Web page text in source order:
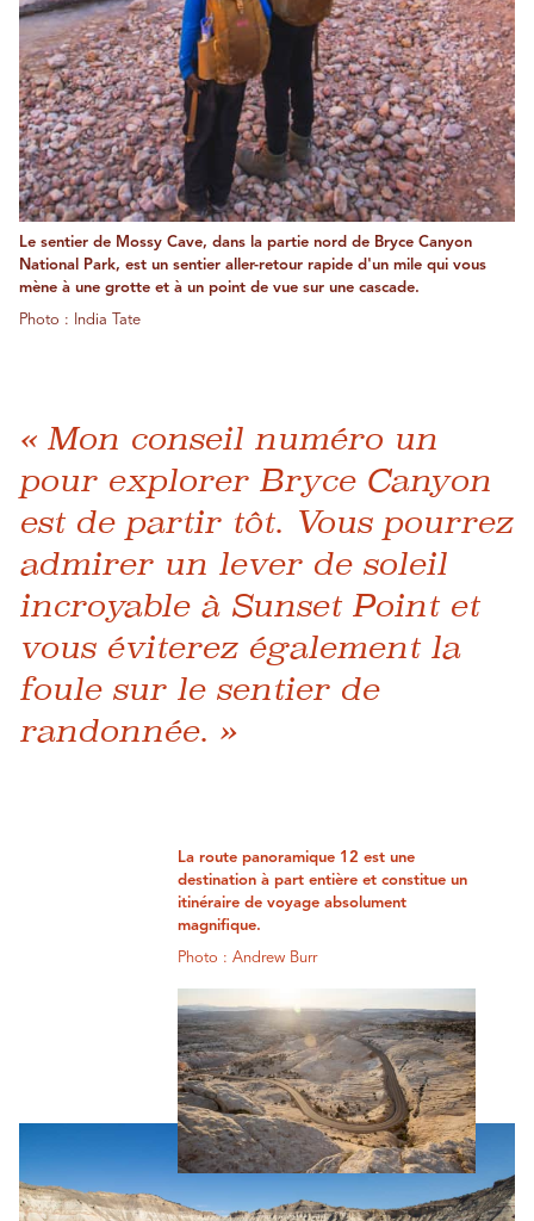
Le sentier de Mossy Cave, dans la partie nord de Bryce Canyon
National Park, est un sentier aller-retour rapide d'un mile qui vous
mène à une grotte et à un point de vue sur une cascade.
Photo : India Tate
« Mon conseil numéro un
pour explorer Bryce Canyon
est de partir tôt. Vous pourrez
admirer un lever de soleil
incroyable à Sunset Point et
vous éviterez également la
foule sur le sentier de
randonnée. »
La route panoramique 12 est une
destination à part entière et constitue un
itinéraire de voyage absolument
magnifique.
Photo : Andrew Burr